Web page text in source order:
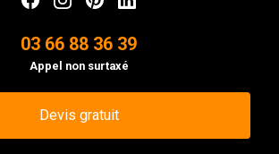
03 66 88 36 39
Appel non surtaxé
Devis gratuit